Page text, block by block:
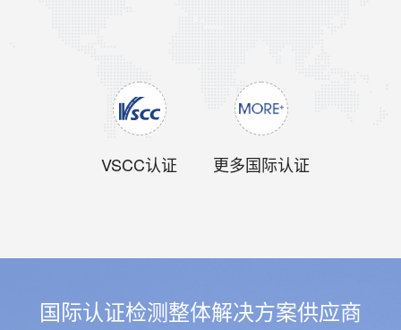
VSCC认证 更多国际认证
国际认证检测整体解决方案供应商